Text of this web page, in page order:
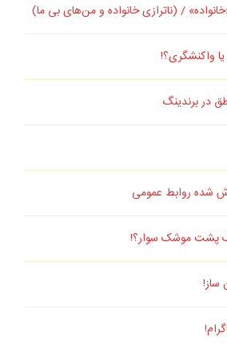
واکنشگری؟!
در برندینگ
شده روابط عمومی
پشت موشک سوار؟!
ساز!